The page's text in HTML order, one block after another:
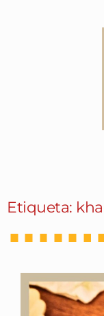
Etiqueta: